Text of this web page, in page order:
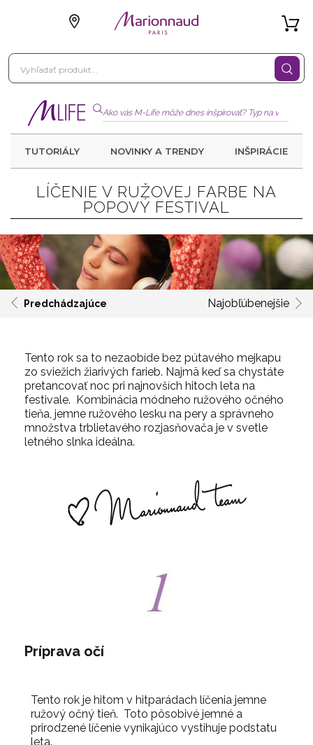
TUTORIÁLY NOVINKY A TRENDY INŠPIRÁCIE
LÍČENIE V RUŽOVEJ FARBE NA
POPOVÝ FESTIVAL
Predchádzajúce Najobľúbenejšie
Tento rok sa to nezaobíde bez pútavého mejkapu
zo sviežich žiarivých farieb. Najmä keď sa chystáte
pretancovať noc pri najnovších hitoch leta na
festivale. Kombinácia módneho ružového očného
tieňa, jemne ružového lesku na pery a správneho
množstva trblietavého rozjasňovača je v svetle
letného slnka ideálna.
Príprava očí
Tento rok je hitom v hitparádach líčenia jemne
ružový očný tieň. Toto pôsobivé jemné a
prirodzené líčenie vynikajúco vystihuje podstatu
leta.